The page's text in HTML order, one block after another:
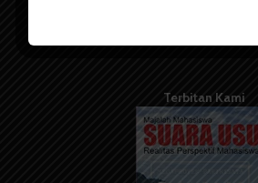
Terbitan Kami